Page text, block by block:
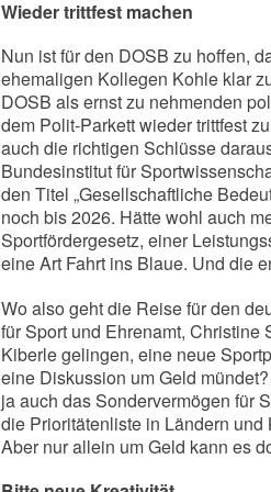
Wieder trittfest machen
Nun ist für den DOSB zu hoffen,
ehemaligen Kollegen Kohle klar
DOSB als ernst zu nehmenden
dem Polit-Parkett wieder trittfest
auch die richtigen Schlüsse
Bundesinstitut für
den Titel „Gesellschaftliche
noch bis 2026. Hätte wohl auch
Sportfördergesetz, einer
eine Art Fahrt ins Blaue. Und die
Wo also geht die Reise für den
für Sport und Ehrenamt,
Kiberle gelingen, eine neue
eine Diskussion um Geld
ja auch das Sondervermögen für
die Prioritätenliste in Ländern
Aber nur allein um Geld kann es